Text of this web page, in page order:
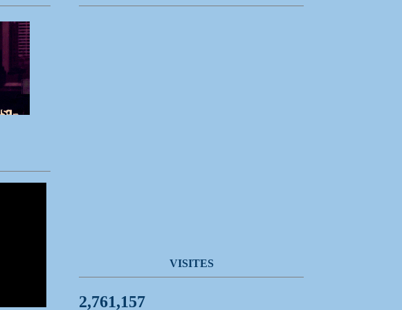
VISITES
2,761,157